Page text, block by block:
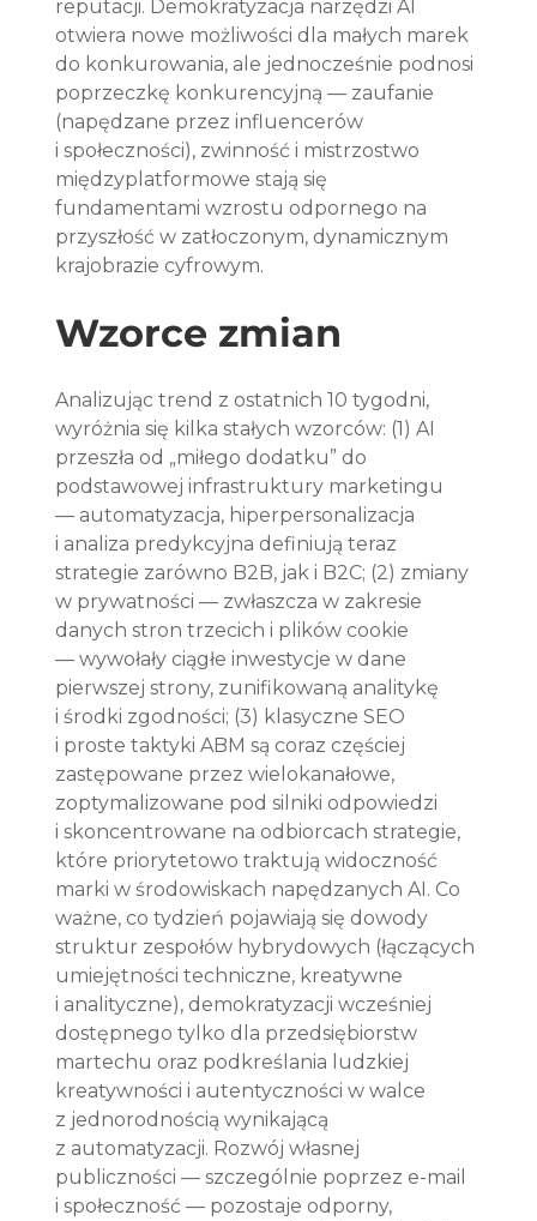
reputacji. Demokratyzacja narzędzi AI
otwiera nowe możliwości dla małych marek
do konkurowania, ale jednocześnie podnosi
poprzeczkę konkurencyjną — zaufanie
(napędzane przez influencerów
i społeczności), zwinność i mistrzostwo
międzyplatformowe stają się
fundamentami wzrostu odpornego na
przyszłość w zatłoczonym, dynamicznym
krajobrazie cyfrowym.
Wzorce zmian
Analizując trend z ostatnich 10 tygodni,
wyróżnia się kilka stałych wzorców: (1) AI
przeszła od „miłego dodatku” do
podstawowej infrastruktury marketingu
— automatyzacja, hiperpersonalizacja
i analiza predykcyjna definiują teraz
strategie zarówno B2B, jak i B2C; (2) zmiany
w prywatności — zwłaszcza w zakresie
danych stron trzecich i plików cookie
— wywołały ciągłe inwestycje w dane
pierwszej strony, zunifikowaną analitykę
i środki zgodności; (3) klasyczne SEO
i proste taktyki ABM są coraz częściej
zastępowane przez wielokanałowe,
zoptymalizowane pod silniki odpowiedzi
i skoncentrowane na odbiorcach strategie,
które priorytetowo traktują widoczność
marki w środowiskach napędzanych AI. Co
ważne, co tydzień pojawiają się dowody
struktur zespołów hybrydowych (łączących
umiejętności techniczne, kreatywne
i analityczne), demokratyzacji wcześniej
dostępnego tylko dla przedsiębiorstw
martechu oraz podkreślania ludzkiej
kreatywności i autentyczności w walce
z jednorodnością wynikającą
z automatyzacji. Rozwój własnej
publiczności — szczególnie poprzez e-mail
i społeczność — pozostaje odporny,